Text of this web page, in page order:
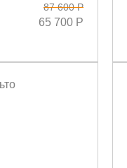
87 600 Р
65 700 Р